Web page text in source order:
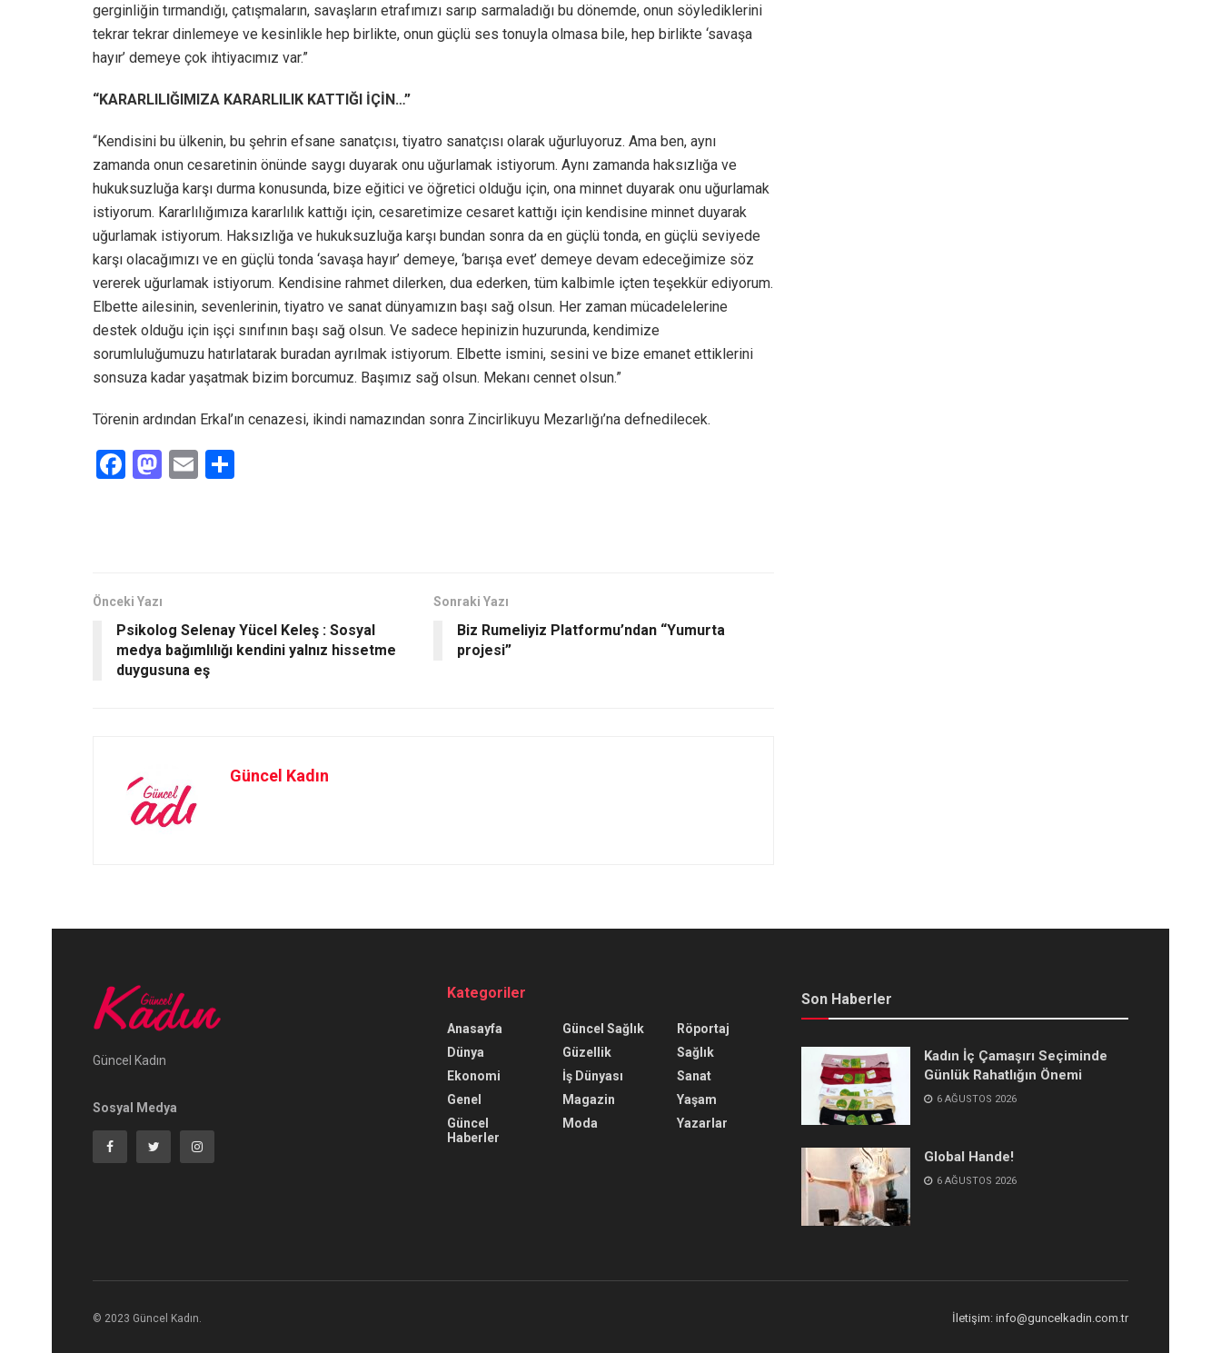
gerginliğin tırmandığı, çatışmaların, savaşların etrafımızı sarıp sarmaladığı bu dönemde, onun söylediklerini
tekrar tekrar dinlemeye ve kesinlikle hep birlikte, onun güçlü ses tonuyla olmasa bile, hep birlikte ‘savaşa
hayır’ demeye çok ihtiyacımız var.”
“KARARLILIĞIMIZA KARARLILIK KATTIĞI İÇİN…”
“Kendisini bu ülkenin, bu şehrin efsane sanatçısı, tiyatro sanatçısı olarak uğurluyoruz. Ama ben, aynı
zamanda onun cesaretinin önünde saygı duyarak onu uğurlamak istiyorum. Aynı zamanda haksızlığa ve
hukuksuzluğa karşı durma konusunda, bize eğitici ve öğretici olduğu için, ona minnet duyarak onu uğurlamak
istiyorum. Kararlılığımıza kararlılık kattığı için, cesaretimize cesaret kattığı için kendisine minnet duyarak
uğurlamak istiyorum. Haksızlığa ve hukuksuzluğa karşı bundan sonra da en güçlü tonda, en güçlü seviyede
karşı olacağımızı ve en güçlü tonda ‘savaşa hayır’ demeye, ‘barışa evet’ demeye devam edeceğimize söz
vererek uğurlamak istiyorum. Kendisine rahmet dilerken, dua ederken, tüm kalbimle içten teşekkür ediyorum.
Elbette ailesinin, sevenlerinin, tiyatro ve sanat dünyamızın başı sağ olsun. Her zaman mücadelelerine
destek olduğu için işçi sınıfının başı sağ olsun. Ve sadece hepinizin huzurunda, kendimize
sorumluluğumuzu hatırlatarak buradan ayrılmak istiyorum. Elbette ismini, sesini ve bize emanet ettiklerini
sonsuza kadar yaşatmak bizim borcumuz. Başımız sağ olsun. Mekanı cennet olsun.”
Törenin ardından Erkal’ın cenazesi, ikindi namazından sonra Zincirlikuyu Mezarlığı’na defnedilecek.
F
o
k
M
n
E
Önceki Yazı
Psikolog Selenay Yücel Keleş : Sosyal
medya bağımlılığı kendini yalnız hissetme
duygusuna eş
Sonraki Yazı
Biz Rumeliyiz Platformu’ndan “Yumurta
projesi”
Güncel Kadın
Güncel Kadın
Sosyal Medya
Kategoriler
Anasayfa
Dünya
Ekonomi
Genel
Güncel
Haberler
Güncel Sağlık
Güzellik
İş Dünyası
Magazin
Moda
Röportaj
Sağlık
Sanat
Yaşam
Yazarlar
Son Haberler
Kadın İç Çamaşırı Seçiminde
Günlük Rahatlığın Önemi
6 AĞUSTOS 2026
Global Hande!
6 AĞUSTOS 2026
İletişim: info@guncelkadin.com.tr
© 2023 Güncel Kadın.